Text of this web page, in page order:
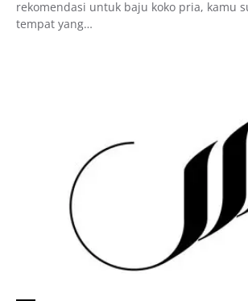
rekomendasi untuk baju koko pria, kamu
tempat yang…